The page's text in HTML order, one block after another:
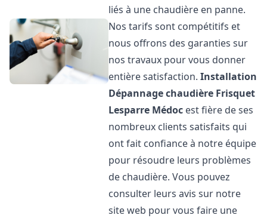
liés à une chaudière en panne.
Nos tarifs sont compétitifs et
nous offrons des garanties sur
nos travaux pour vous donner
entière satisfaction.Installation
Dépannage chaudière Frisquet
Lesparre Médoc est fière de ses
nombreux clients satisfaits qui
ont fait confiance à notre équipe
pour résoudre leurs problèmes
de chaudière. Vous pouvez
consulter leurs avis sur notre
site web pour vous faire une